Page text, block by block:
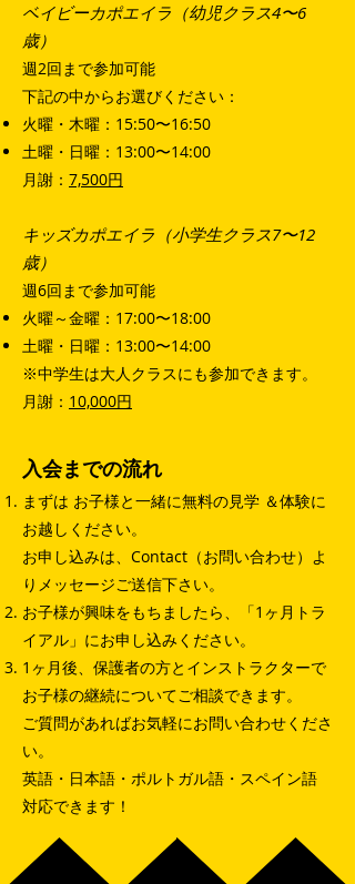
ベイビーカポエイラ（幼児クラス4〜6
歳）
週2回まで参加可能
下記の中からお選びください：
火曜・木曜：15:50〜16:50
土曜・日曜：13:00〜14:00
月謝： 7,500円
キッズカポエイラ（小学生クラス7〜12
歳）
週6回まで参加可能
火曜～金曜：17:00〜18:00
土曜・日曜：13:00〜14:00
※中学生は大人クラスにも参加できます。
月謝： 10,000円
入会までの流れ
まずは お子様と一緒に無料の見学 ＆体験に
お越しください。
お申し込みは、Contact（お問い合わせ）よ
りメッセージご送信下さい。
お子様が興味をもちましたら、「1ヶ月トラ
イアル」にお申し込みください。
1ヶ月後、保護者の方とインストラクターで
お子様の継続についてご相談できます。
ご質問があればお気軽にお問い合わせくださ
い。
英語・日本語・ポルトガル語・スペイン語
対応できます！